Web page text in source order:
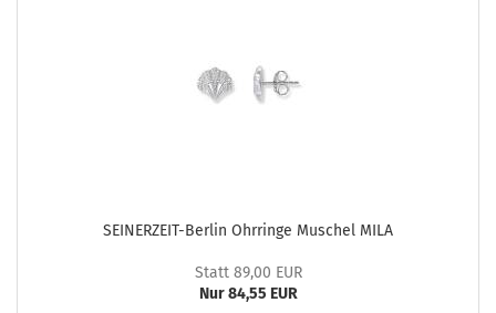
SEINERZEIT-​Berlin Ohr­rin­ge Mu­schel MILA
Statt 89,00 EUR
Nur 84,55 EUR